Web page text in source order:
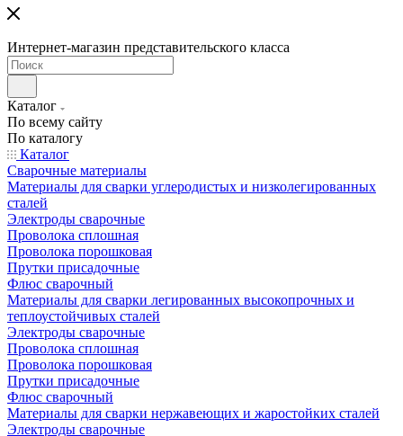
Интернет-магазин представительского класса
Каталог
По всему сайту
По каталогу
Каталог
Сварочные материалы
Материалы для сварки углеродистых и низколегированных
сталей
Электроды сварочные
Проволока сплошная
Проволока порошковая
Прутки присадочные
Флюс сварочный
Материалы для сварки легированных высокопрочных и
теплоустойчивых сталей
Электроды сварочные
Проволока сплошная
Проволока порошковая
Прутки присадочные
Флюс сварочный
Материалы для сварки нержавеющих и жаростойких сталей
Электроды сварочные